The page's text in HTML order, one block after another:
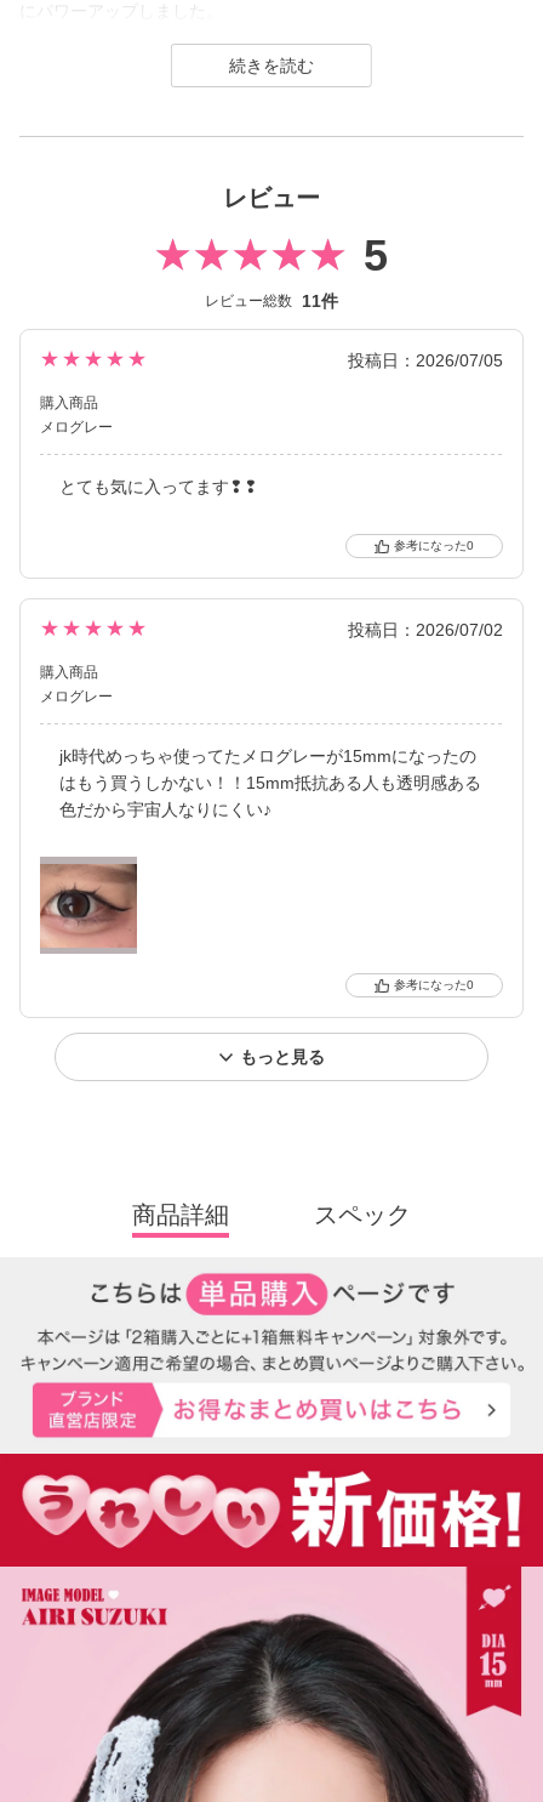
にパワーアップしました。
一度付けると他のレンズに移れない、という声も多い人気のグレ
径15mmの大きめカラコンブランド。
人気ブランド【ReVIA】【candymagic】【secret candymagic】
これまで1monthのみの展開だったFabulousは、2025年に大幅リ
ニューアル。
場しました。
1dayシリーズの着色直径は全カラー共通で国内最大※の14.8m
レンズサイズだけでなく着色直径の大きさにもこだわり、圧倒的
定番のデカ目レンズや、今っぽいちゅるんと可愛く魅せるレン
ズ、ナチュラルに盛れるレンズなど
「もっと盛りたい！」という欲を満たす充実のカラーラインナッ
プです。
※日本国内承認着色直径において、2025年5月27日時点 自社調べ
レビュー
5
レビュー総数 11件
★★★★★ 投稿日：2026/07/05
購入商品
メログレー
とても気に入ってます❢❢
0
★★★★★ 投稿日：2026/07/02
購入商品
メログレー
jk時代めっちゃ使ってたメログレーが15mmになったの
はもう買うしかない！！15mm抵抗ある人も透明感ある
色だから宇宙人なりにくい♪
0
もっと見る
商品詳細 スペック